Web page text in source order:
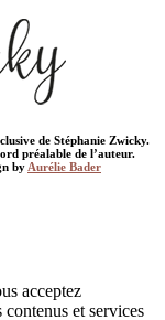
de Stéphanie Zwicky.
préalable de l’auteur.
by Aurélie Bader
acceptez
et services